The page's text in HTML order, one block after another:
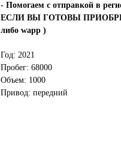
- Помогаем с отправкой в
ЕСЛИ ВЫ ГОТОВЫ
либо wapp )
Год: 2021
Пробег: 68000
Объем: 1000
Привод: передний